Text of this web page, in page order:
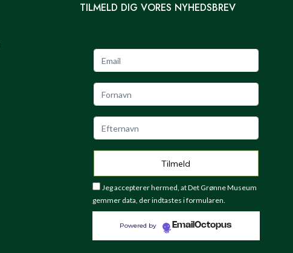
TILMELD DIG VORES NYHEDSBREV
Jeg accepterer hermed, at Det Grønne Museum
gemmer data, der indtastes i formularen.
Powered by EmailOctopus